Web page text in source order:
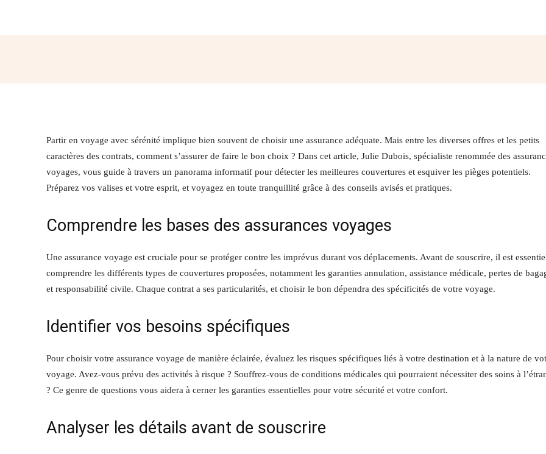
Partir en voyage avec sérénité implique bien souvent de choisir une assurance adéquate. Mais entre les diverses offres et les petits
caractères des contrats, comment s’assurer de faire le bon choix ? Dans cet article, Julie Dubois, spécialiste renommée des
voyages, vous guide à travers un panorama informatif pour détecter les meilleures couvertures et esquiver les pièges potentiels.
Préparez vos valises et votre esprit, et voyagez en toute tranquillité grâce à des conseils avisés et pratiques.
Comprendre les bases des assurances voyages
Une assurance voyage est cruciale pour se protéger contre les imprévus durant vos déplacements. Avant de souscrire, il est
comprendre les différents types de couvertures proposées, notamment les garanties annulation, assistance médicale, pertes de
et responsabilité civile. Chaque contrat a ses particularités, et choisir le bon dépendra des spécificités de votre voyage.
Identifier vos besoins spécifiques
Pour choisir votre assurance voyage de manière éclairée, évaluez les risques spécifiques liés à votre destination et à la nature de
voyage. Avez-vous prévu des activités à risque ? Souffrez-vous de conditions médicales qui pourraient nécessiter des soins à
? Ce genre de questions vous aidera à cerner les garanties essentielles pour votre sécurité et votre confort.
Analyser les détails avant de souscrire